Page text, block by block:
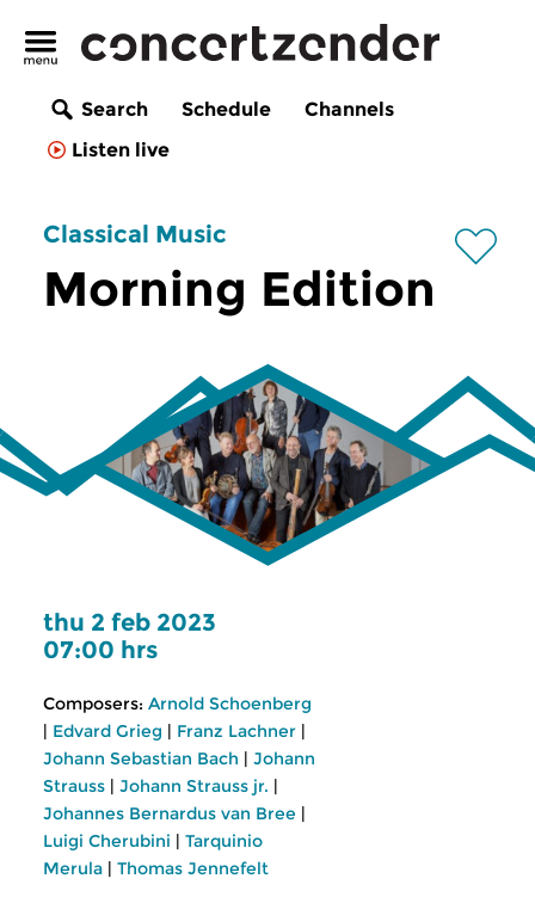
Search Schedule
Channels
Listen live
Classical Music
Morning Edition
thu 2 feb 2023
07:00 hrs
Composers: Arnold Schoenberg
| Edvard Grieg | Franz Lachner |
Johann Sebastian Bach | Johann
Strauss | Johann Strauss jr. |
Johannes Bernardus van Bree |
Luigi Cherubini | Tarquinio
Merula | Thomas Jennefelt